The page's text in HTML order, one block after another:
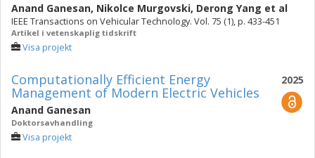
Anand Ganesan, Nikolce Murgovski, Derong Yang et al
IEEE Transactions on Vehicular Technology. Vol. 75 (1), p. 433-451
Artikel i vetenskaplig tidskrift
Visa projekt
2025
Computationally Efficient Energy
Management of Modern Electric Vehicles
Anand Ganesan
Doktorsavhandling
Visa projekt